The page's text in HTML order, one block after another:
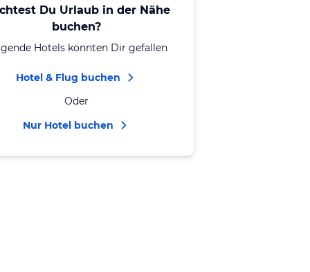
Du Urlaub in der Nähe
buchen?
Hotels könnten Dir gefallen
Hotel & Flug buchen
Oder
Nur Hotel buchen